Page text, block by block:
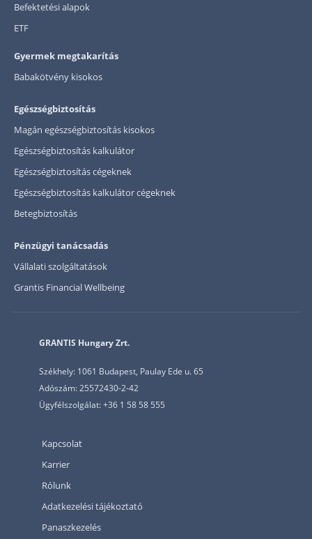
Befektetési alapok
ETF
Gyermek megtakarítás
Babakötvény kisokos
Egészségbiztosítás
Magán egészségbiztosítás kisokos
Egészségbiztosítás kalkulátor
Egészségbiztosítás cégeknek
Egészségbiztosítás kalkulátor cégeknek
Betegbiztosítás
Pénzügyi tanácsadás
Vállalati szolgáltatások
Grantis Financial Wellbeing
GRANTIS Hungary Zrt.
Székhely: 1061 Budapest, Paulay Ede u. 65
Adószám: 25572430-2-42
Ügyfélszolgálat: +36 1 58 58 555
Kapcsolat
Karrier
Rólunk
Adatkezelési tájékoztató
Panaszkezelés